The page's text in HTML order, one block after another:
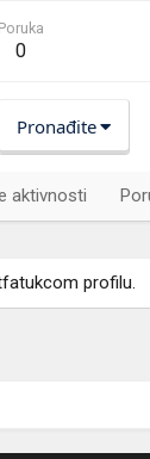
Poruka
0
Pronađite
aktivnosti
profilu.